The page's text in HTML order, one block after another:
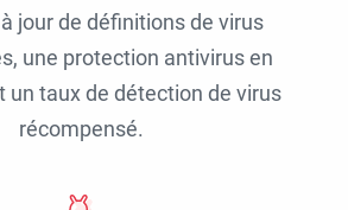
jour de définitions de virus
une protection antivirus en
un taux de détection de virus
récompensé.